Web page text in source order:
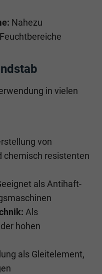
Nahezu
in vielen
von
chemisch resistenten
als Antihaft-
Als
hohen
als Gleitelement,